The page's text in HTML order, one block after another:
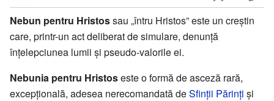
Nebun pentru Hristossau „întru Hristos” este un creștin
care, printr-un act deliberat de simulare, denunță
înțelepciunea lumii și pseudo-valorile ei.
Nebunia pentru Hristoseste o formă de asceză rară,
excepțională, adesea nerecomandată deSfinții Părinți și